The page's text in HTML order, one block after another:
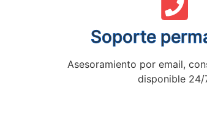
Soporte
Asesoramiento por email,
disponible 24/